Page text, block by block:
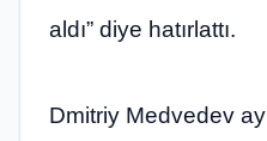
aldı” diye hatırlattı.
Dmitriy Medvedev